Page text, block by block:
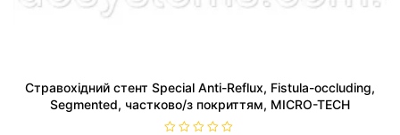
Стравохідний стент Special Anti-Reflux, Fistula-occluding,
Segmented, частково/з покриттям, MICRO-TECH